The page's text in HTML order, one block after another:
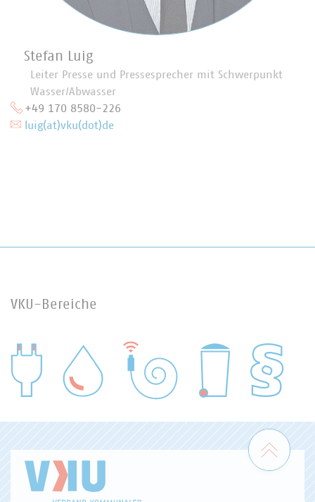
Stefan Luig
Leiter Presse und Pressesprecher mit Schwerpunkt
Wasser/Abwasser
+49 170 8580-226
luig(at)vku(dot)de
VKU-Bereiche
WASSER/ABWASSER
Zum